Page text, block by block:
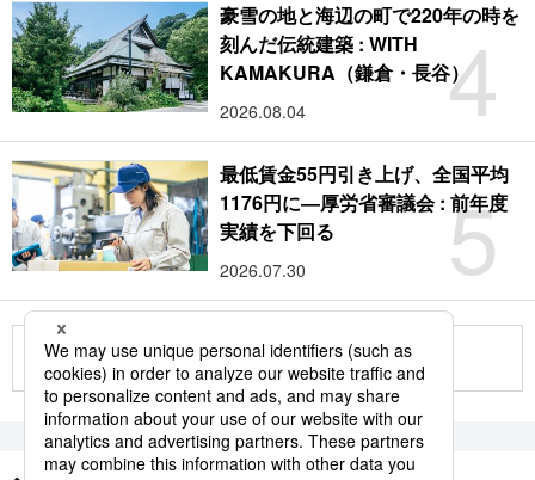
4
豪雪の地と海辺の町で220年の時を
刻んだ伝統建築 : WITH
KAMAKURA（鎌倉・長谷）
2026.08.04
5
最低賃金55円引き上げ、全国平均
1176円に―厚労省審議会 : 前年度
実績を下回る
2026.07.30
もっと見る